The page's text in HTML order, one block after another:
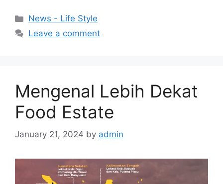
Categories
News - Life Style
Leave a comment
Mengenal Lebih Dekat
Food Estate
January 21, 2024 by admin